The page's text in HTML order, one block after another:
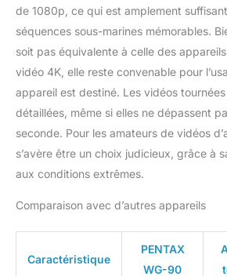
230 000
étendu
au format
macro]
conserver
minimale
point de 1
afin de
une
WG-90,
support
de 1080p, ce qui est amplement
séquences sous-marines mémorables.
soit pas équivalente à celle des
vidéo 4K, elle reste convenable pour
appareil est destiné. Les vidéos
détaillées, même si elles ne dépassent
seconde. Pour les amateurs de vidéos
s’avère être un choix judicieux, grâce à
aux conditions extrêmes.
Comparaison avec d’autres appareils
Caractéristique
PENTAX
WG-90